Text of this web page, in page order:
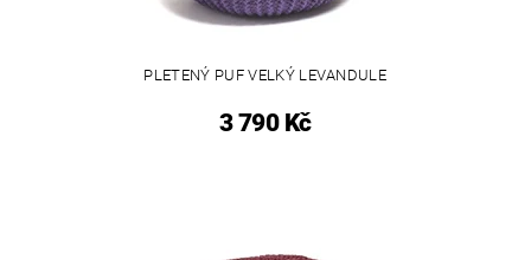
PLETENÝ PUF VELKÝ LEVANDULE
3 790 Kč